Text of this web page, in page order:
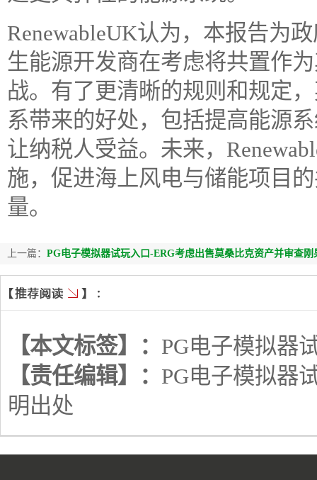
RenewableUK认为，本报告为
生能源开发商在考虑将共置作
战。有了更清晰的规则和规定
系带来的好处，包括提高能源
让纳税人受益。未来，
施，促进海上风电与储能项目
量。
上一篇： PG电子模拟器试玩入口-ERG考虑出售莫桑比克资产并审查刚
【本文标签】： PG电子模拟器
【责任编辑】： PG电子模拟器
明出处